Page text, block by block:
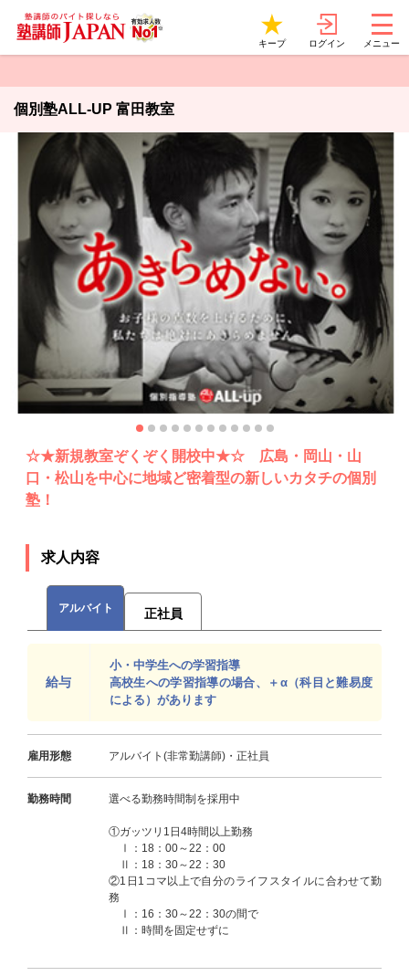
キープ ログイン メニュー
個別塾ALL-UP 富田教室
☆★新規教室ぞくぞく開校中★☆ 広島・岡山・山
口・松山を中心に地域ど密着型の新しいカタチの個別
塾！
求人内容
アルバイト 正社員
給与
小・中学生への学習指導
高校生への学習指導の場合、＋α（科目と難易度
による）があります
雇用形態 アルバイト(非常勤講師)・正社員
勤務時間 選べる勤務時間制を採用中
①ガッツリ1日4時間以上勤務
Ⅰ：18：00～22：00
Ⅱ：18：30～22：30
②1日1コマ以上で自分のライフスタイルに合わせて勤
務
Ⅰ：16：30～22：30の間で
Ⅱ：時間を固定せずに